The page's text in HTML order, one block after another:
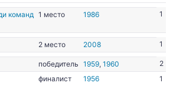
команд 1 место 1986 1
2 место 2008 1
победитель 1959, 1960
2
финалист
1956 1